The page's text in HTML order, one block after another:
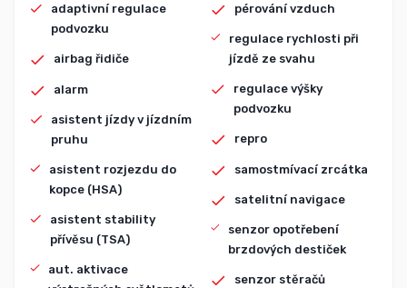
adaptivní regulace
podvozku
airbag řidiče
alarm
asistent jízdy v jízdním
pruhu
asistent rozjezdu do
kopce (HSA)
asistent stability
přívěsu (TSA)
aut. aktivace
pérování vzduch
regulace rychlosti při
jízdě ze svahu
regulace výšky
podvozku
repro
samostmívací zrcátka
satelitní navigace
senzor opotřebení
brzdových destiček
senzor stěračů